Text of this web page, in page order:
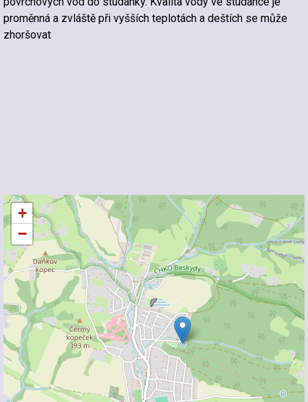
proměnná a zvláště při vyšších teplotách a deštích se může
zhoršovat
+
−